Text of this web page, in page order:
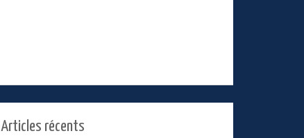
Articles récents